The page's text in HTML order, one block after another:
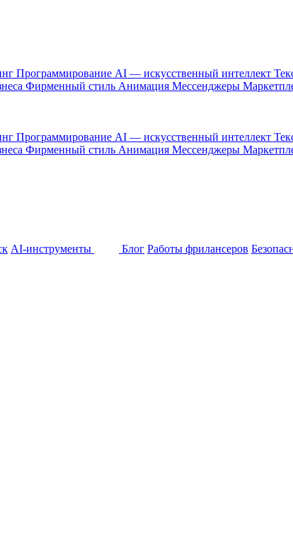
Программирование AI — искусственный интеллект
Фирменный стиль Анимация Мессенджеры
Программирование AI — искусственный интеллект
Фирменный стиль Анимация Мессенджеры
AI-инструменты Блог Работы фрилансеров